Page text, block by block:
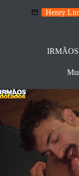
Henry
IRMÃOS